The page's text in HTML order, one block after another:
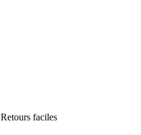
Retours faciles